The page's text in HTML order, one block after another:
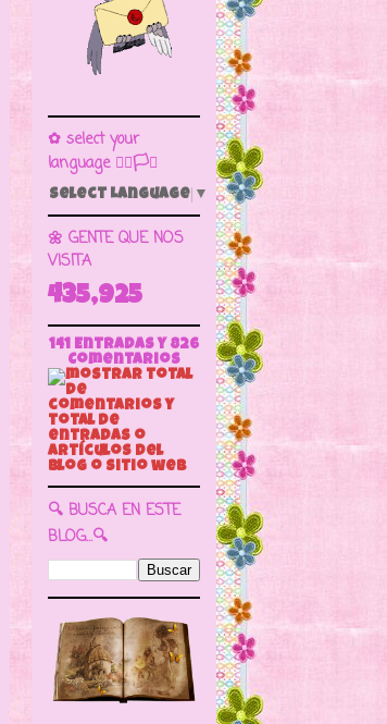
✿ select your
language 🏳️‍🌈🏳️🏁
Select Language ▼
🌼 GENTE QUE NOS
VISITA
435,925
141 Entradas y 826
Comentarios
🔍 BUSCA EN ESTE
BLOG...🔍